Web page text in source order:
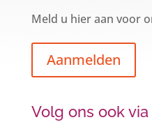
Meld u hier aan voor
Aanmelden
Volg ons ook via